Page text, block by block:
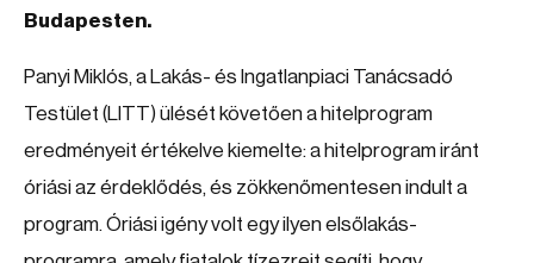
Budapesten.
Panyi Miklós, a Lakás- és Ingatlanpiaci Tanácsadó
Testület (LITT) ülését követően a hitelprogram
eredményeit értékelve kiemelte: a hitelprogram iránt
óriási az érdeklődés, és zökkenőmentesen indult a
program. Óriási igény volt egy ilyen elsőlakás-